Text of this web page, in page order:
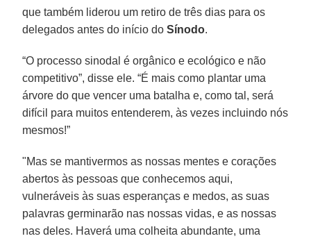
que também liderou um retiro de três dias para os
delegados antes do início doSínodo.
“O processo sinodal é orgânico e ecológico e não
competitivo”, disse ele. “É mais como plantar uma
árvore do que vencer uma batalha e, como tal, será
difícil para muitos entenderem, às vezes incluindo nós
mesmos!”
"Mas se mantivermos as nossas mentes e corações
abertos às pessoas que conhecemos aqui,
vulneráveis às suas esperanças e medos, as suas
palavras germinarão nas nossas vidas, e as nossas
nas deles. Haverá uma colheita abundante, uma